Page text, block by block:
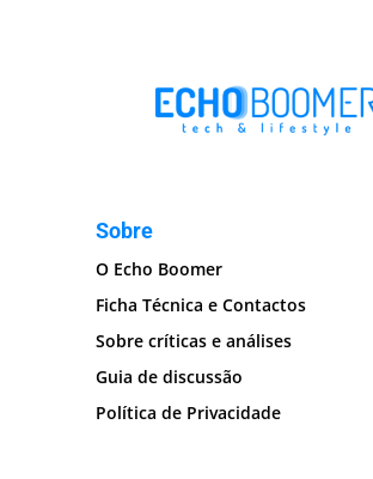
Sobre
O Echo Boomer
Ficha Técnica e Contactos
Sobre críticas e análises
Guia de discussão
Política de Privacidade